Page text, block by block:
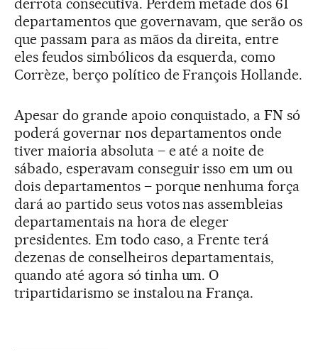
derrota consecutiva. Perdem metade dos 61
departamentos que governavam, que serão os
que passam para as mãos da direita, entre
eles feudos simbólicos da esquerda, como
Corrèze, berço político de François Hollande.
Apesar do grande apoio conquistado, a FN só
poderá governar nos departamentos onde
tiver maioria absoluta – e até a noite de
sábado, esperavam conseguir isso em um ou
dois departamentos – porque nenhuma força
dará ao partido seus votos nas assembleias
departamentais na hora de eleger
presidentes. Em todo caso, a Frente terá
dezenas de conselheiros departamentais,
quando até agora só tinha um. O
tripartidarismo se instalou na França.